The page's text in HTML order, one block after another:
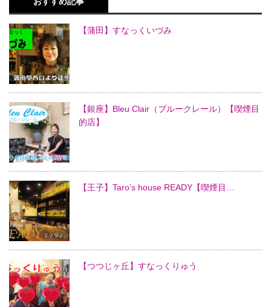
【蒲田】すなっくいづみ
【銀座】Bleu Clair（ブルークレール）【喫煙目
的店】
【王子】Taro’s house READY【喫煙目…
【つつじヶ丘】すなっくりゅう